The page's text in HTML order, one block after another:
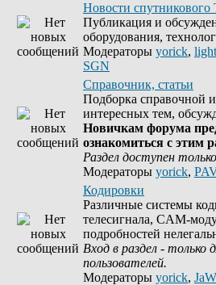
Новости
Публикация и
оборудования,
Модераторы yorick, light
SGN
Справочник, статьи
Подборка справочной
интересных тем,
Новичкам форума
ознакомиться с этим
Раздел доступен
Модераторы yorick,
Кодировки
Различные системы
телесигнала, CAM-
подробностей
Вход в раздел - только
пользователей.
Модераторы yorick,